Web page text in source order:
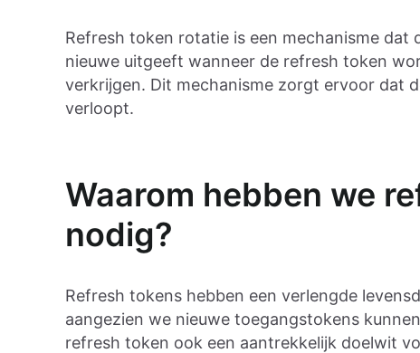
Refresh token rotatie is een mechanisme
nieuwe uitgeeft wanneer de refresh token
verkrijgen. Dit mechanisme zorgt ervoor dat
verloopt.
Waarom hebben we
nodig?
Refresh tokens hebben een verlengde
aangezien we nieuwe toegangstokens
refresh token ook een aantrekkelijk doelwit